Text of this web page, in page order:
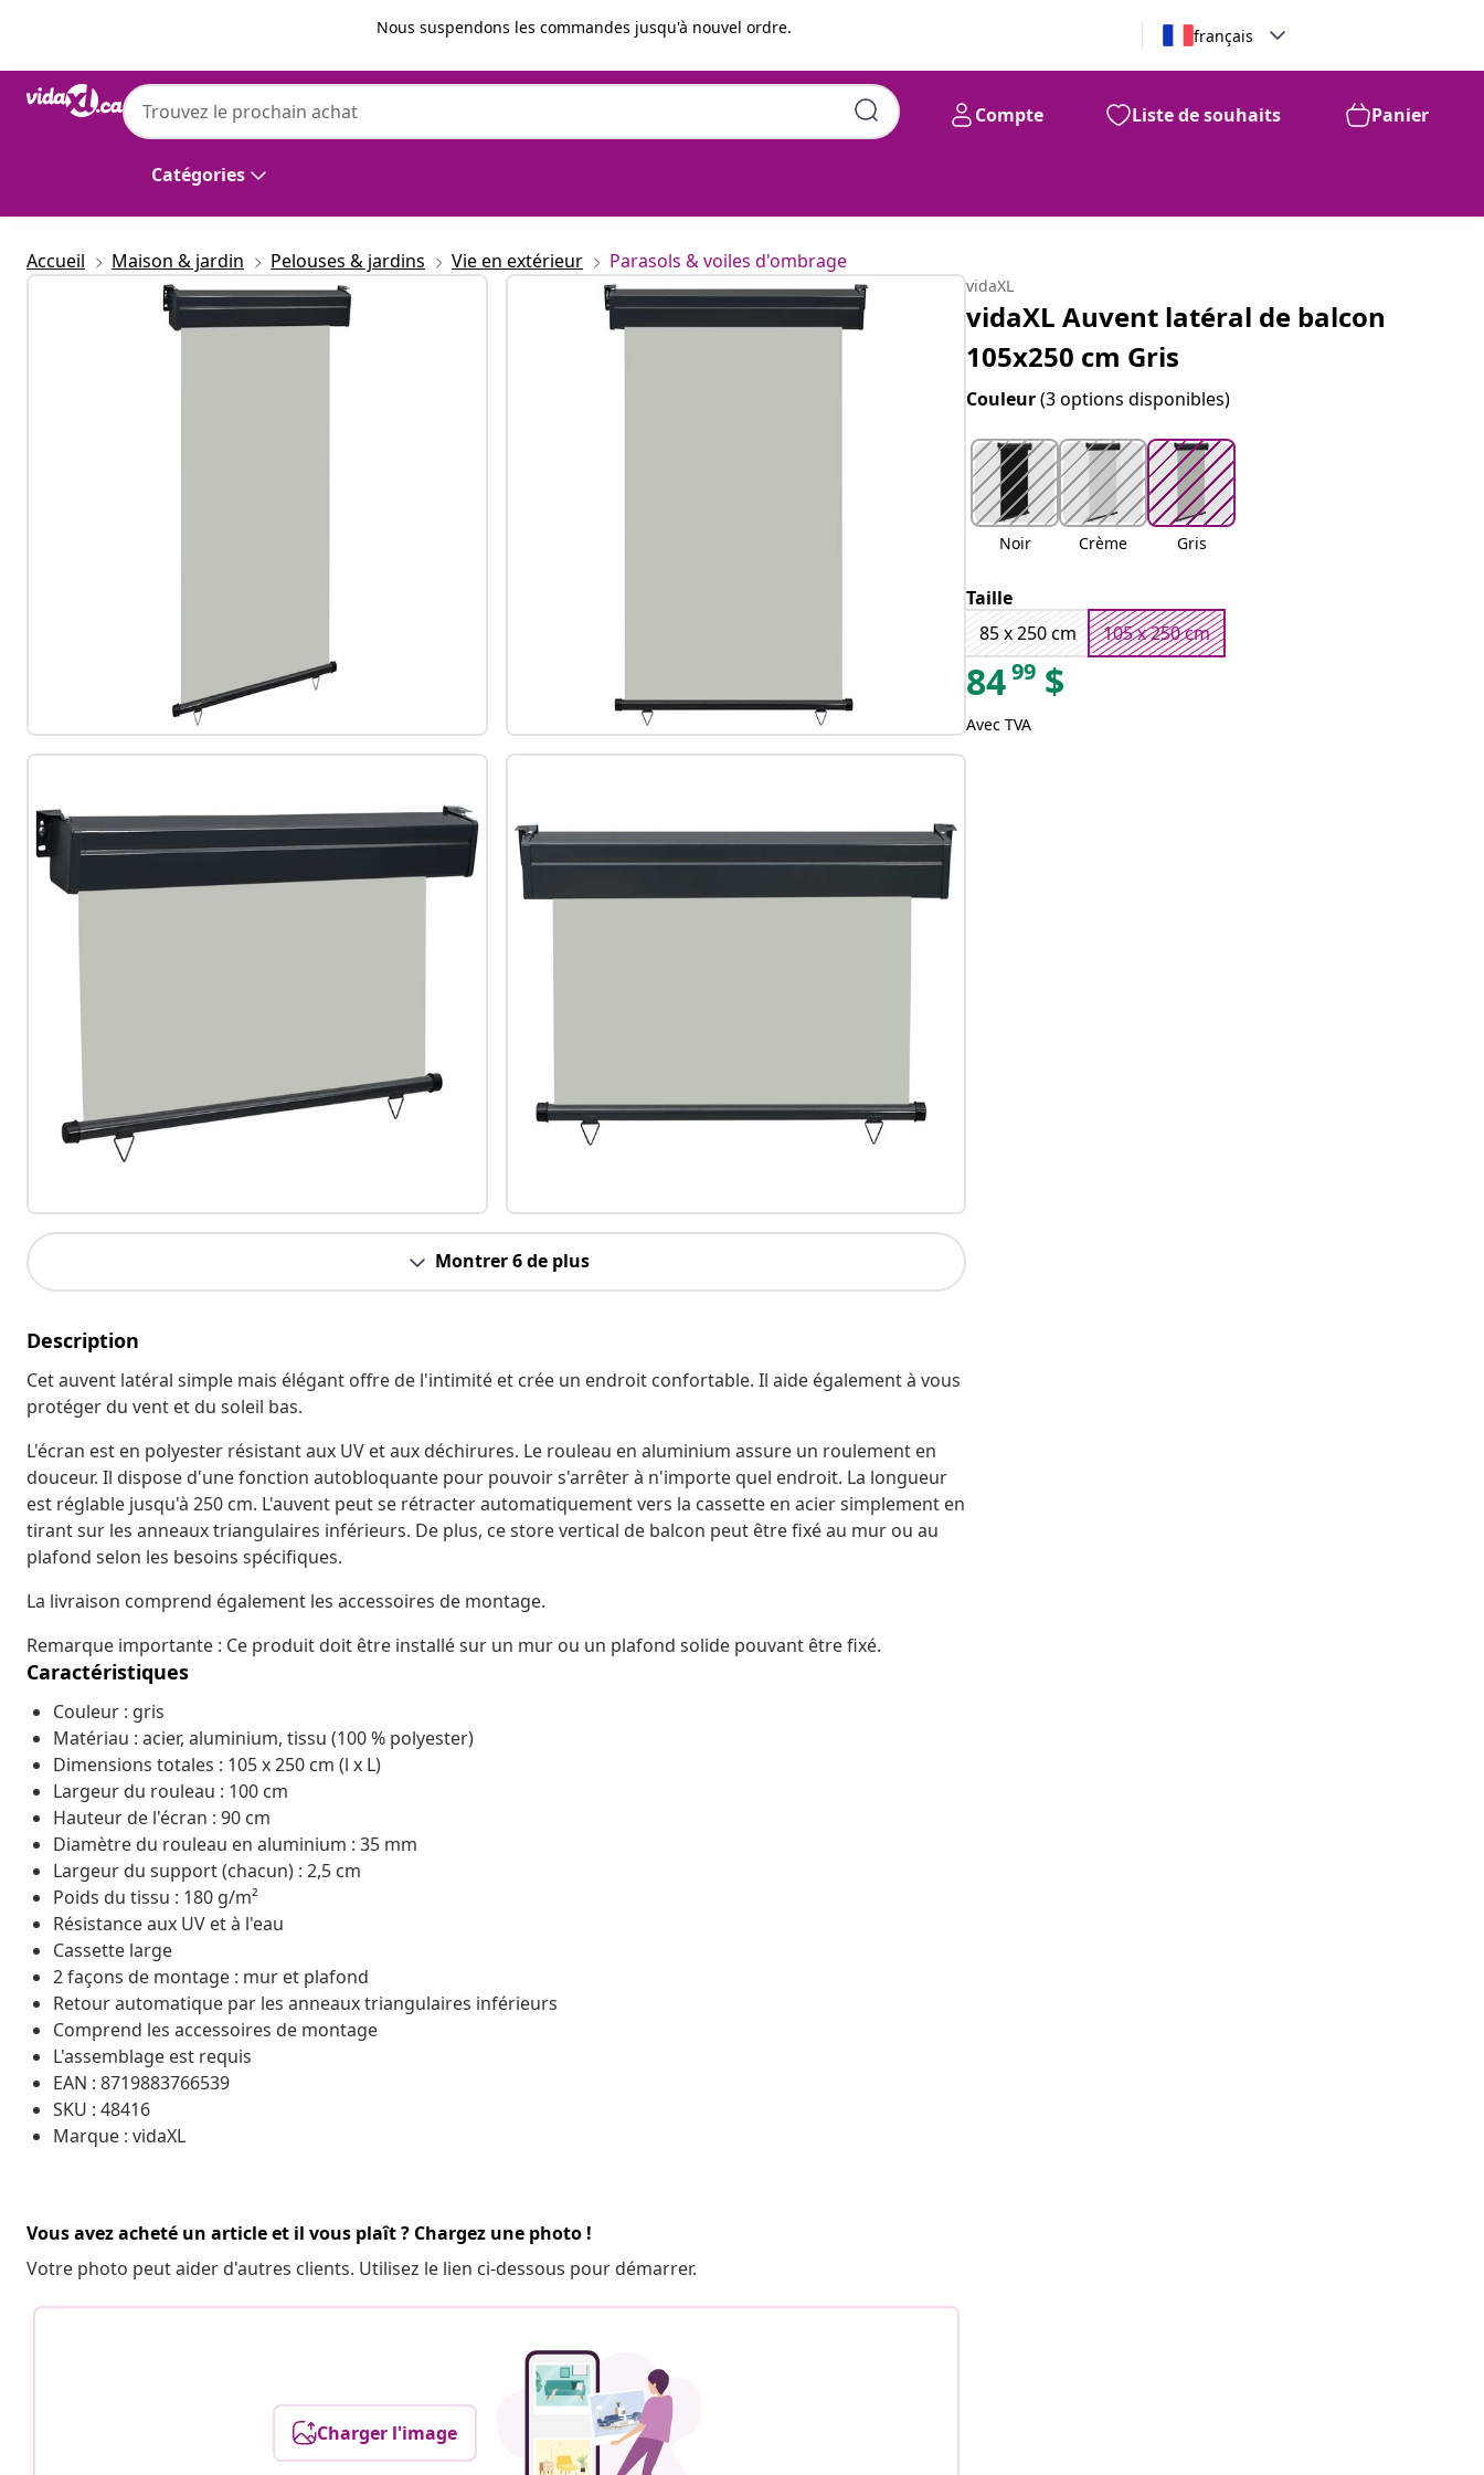
Nous suspendons les commandes jusqu'à nouvel ordre. français
Catégories
Compte Liste de souhaits Panier
vidaXL 99 $
Accueil Maison & jardin Pelouses & jardins Vie en extérieur Parasols & voiles d'ombrage
Montrer 6 de plus
Description
Cet auvent latéral simple mais élégant offre de l'intimité et crée un endroit confortable. Il aide également à vous
protéger du vent et du soleil bas.
L'écran est en polyester résistant aux UV et aux déchirures. Le rouleau en aluminium assure un roulement en
douceur. Il dispose d'une fonction autobloquante pour pouvoir s'arrêter à n'importe quel endroit. La longueur
est réglable jusqu'à 250 cm. L'auvent peut se rétracter automatiquement vers la cassette en acier simplement en
tirant sur les anneaux triangulaires inférieurs. De plus, ce store vertical de balcon peut être fixé au mur ou au
plafond selon les besoins spécifiques.
La livraison comprend également les accessoires de montage.
Remarque importante : Ce produit doit être installé sur un mur ou un plafond solide pouvant être fixé.
Caractéristiques
Couleur : gris
Matériau : acier, aluminium, tissu (100 % polyester)
Dimensions totales : 105 x 250 cm (l x L)
Largeur du rouleau : 100 cm
Hauteur de l'écran : 90 cm
Diamètre du rouleau en aluminium : 35 mm
Largeur du support (chacun) : 2,5 cm
Poids du tissu : 180 g/m²
Résistance aux UV et à l'eau
Cassette large
2 façons de montage : mur et plafond
Retour automatique par les anneaux triangulaires inférieurs
Comprend les accessoires de montage
L'assemblage est requis
EAN : 8719883766539
SKU : 48416
Marque : vidaXL
Vous avez acheté un article et il vous plaît ? Chargez une photo !
Votre photo peut aider d'autres clients. Utilisez le lien ci-dessous pour démarrer.
Charger l'image
vidaXL
vidaXL Auvent latéral de balcon
105x250 cm Gris
Couleur(3 options disponibles)
Noir Crème Gris
Taille
85 x 250 cm
105 x 250 cm
8499 $
Avec TVA